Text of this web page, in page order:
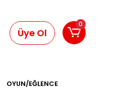
Üye Ol
0
OYUN/EĞLENCE